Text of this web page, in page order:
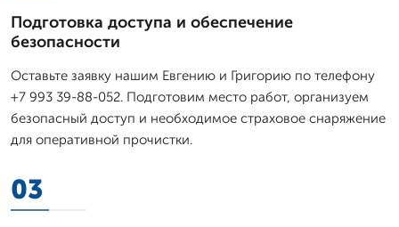
Подготовка доступа и обеспечение
безопасности
Оставьте заявку нашим Евгению и Григорию по телефону
+7 993 39-88-052. Подготовим место работ, организуем
безопасный доступ и необходимое страховое снаряжение
для оперативной прочистки.
03